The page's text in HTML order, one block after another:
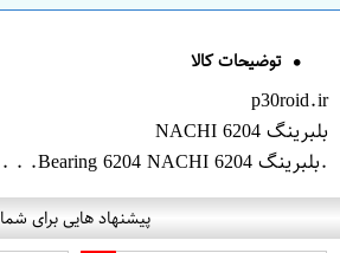
توضیحات کالا
p30roid.ir
بلبرینگ 6204 NACHI
.بلبرینگ 6204 NACHI . . . . . . .Bearing 6204 NACHI
پیشنهاد هایی برای شما